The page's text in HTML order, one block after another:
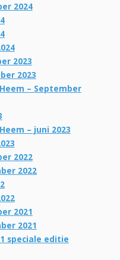
2024
2023
2023
– September
– juni 2023
2022
2022
2021
2021
speciale editie